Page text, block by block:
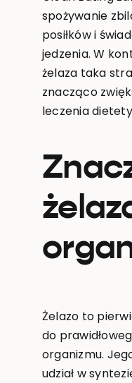
spożywanie
posiłków i
jedzenia. W
żelaza taka
znacząco
leczenia
Żelazo to
do
organizmu.
udział w